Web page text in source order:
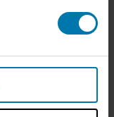
akkoord.